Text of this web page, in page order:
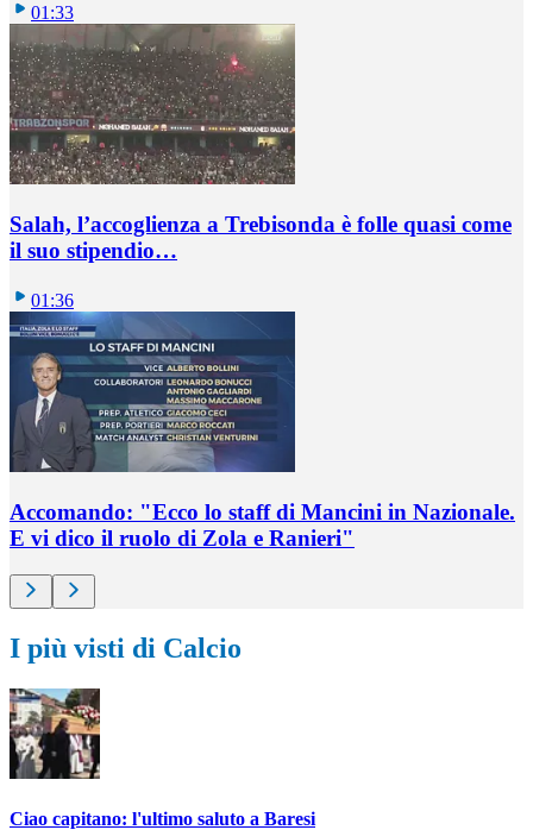
01:33
Salah, l’accoglienza a Trebisonda è folle quasi come
il suo stipendio…
01:36
Accomando: "Ecco lo staff di Mancini in Nazionale.
E vi dico il ruolo di Zola e Ranieri"
I più visti di Calcio
Ciao capitano: l'ultimo saluto a Baresi